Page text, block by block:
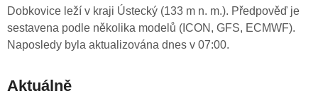
Dobkovice leží v kraji Ústecký (133 m n. m.). Předpověď je
sestavena podle několika modelů (ICON, GFS, ECMWF).
Naposledy byla aktualizována dnes v 07:00.
Aktuálně